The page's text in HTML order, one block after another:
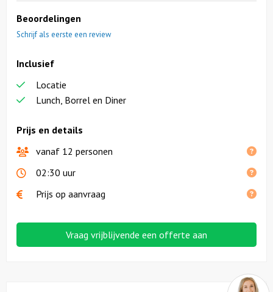
Beoordelingen
Schrijf als eerste een review
Prijs en details
vanaf 12 personen
02:30 uur
Prijs op aanvraag
Inclusief
Locatie
Lunch, Borrel en Diner
Vraag vrijblijvende een offerte aan